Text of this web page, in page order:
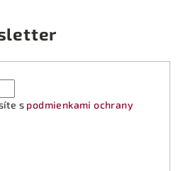
i
v
i
s podmienkami ochrany